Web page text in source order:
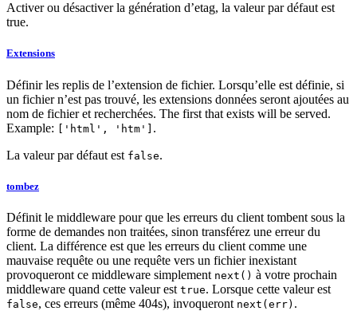
Activer ou désactiver la génération d’etag, la valeur par défaut est
true.
Extensions
Définir les replis de l’extension de fichier. Lorsqu’elle est définie, si
un fichier n’est pas trouvé, les extensions données seront ajoutées au
nom de fichier et recherchées. The first that exists will be served.
Example: ['html', 'htm'] .
La valeur par défaut est false.
tombez
Définit le middleware pour que les erreurs du client tombent sous la
forme de demandes non traitées, sinon transférez une erreur du
client. La différence est que les erreurs du client comme une
mauvaise requête ou une requête vers un fichier inexistant
provoqueront ce middleware simplement next() à votre prochain
middleware quand cette valeur est true. Lorsque cette valeur est
false, ces erreurs (même 404s), invoqueront next(err) .